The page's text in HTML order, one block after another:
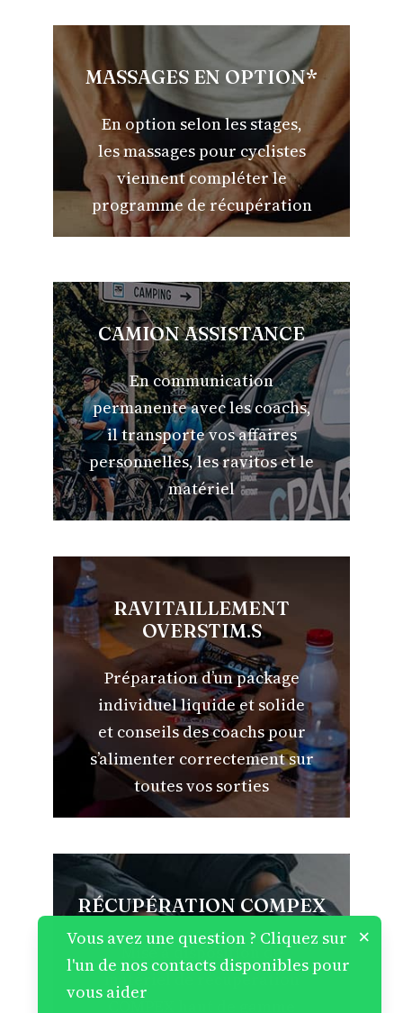
MASSAGES EN OPTION*
En option selon les stages,
les massages pour cyclistes
viennent compléter le
programme de récupération
CAMION ASSISTANCE
En communication
permanente avec les coachs,
il transporte vos affaires
personnelles, les ravitos et le
matériel
RAVITAILLEMENT
OVERSTIM.S
Préparation d’un package
individuel liquide et solide
et conseils des coachs pour
s’alimenter correctement sur
toutes vos sorties
RÉCUPÉRATION COMPEX
Mise à disposition de
matériel de récupération
×
Vous avez une question ? Cliquez sur
l'un de nos contacts disponibles pour
vous aider